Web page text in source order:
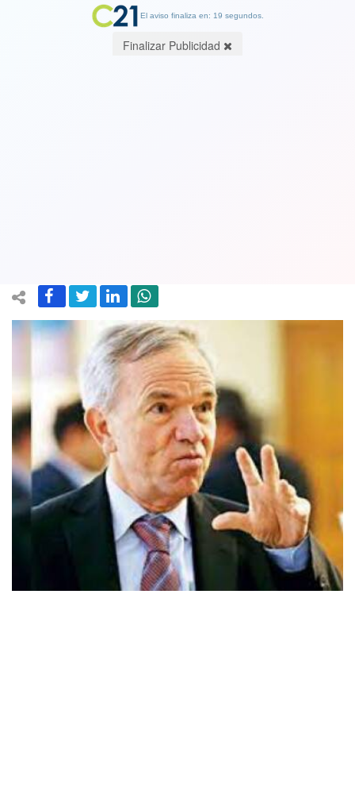
El aviso finaliza en: 19 segundos.
Finalizar Publicidad